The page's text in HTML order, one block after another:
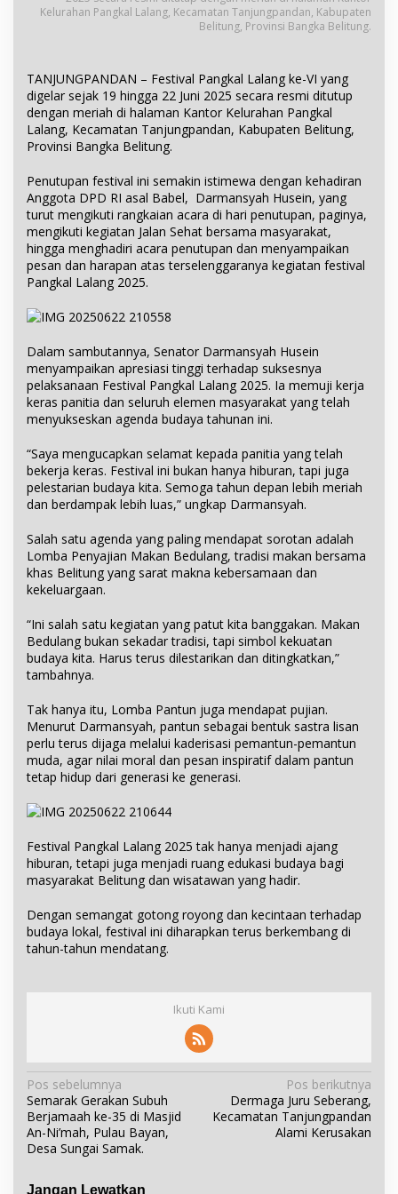
Kelurahan Pangkal Lalang, Kecamatan Tanjungpandan, Kabupaten
Belitung, Provinsi Bangka Belitung.
TANJUNGPANDAN – Festival Pangkal Lalang ke-VI yang
digelar sejak 19 hingga 22 Juni 2025 secara resmi ditutup
dengan meriah di halaman Kantor Kelurahan Pangkal
Lalang, Kecamatan Tanjungpandan, Kabupaten Belitung,
Provinsi Bangka Belitung.
Penutupan festival ini semakin istimewa dengan kehadiran
Anggota DPD RI asal Babel, Darmansyah Husein, yang
turut mengikuti rangkaian acara di hari penutupan, paginya,
mengikuti kegiatan Jalan Sehat bersama masyarakat,
hingga menghadiri acara penutupan dan menyampaikan
pesan dan harapan atas terselenggaranya kegiatan festival
Pangkal Lalang 2025.
Dalam sambutannya, Senator Darmansyah Husein
menyampaikan apresiasi tinggi terhadap suksesnya
pelaksanaan Festival Pangkal Lalang 2025. Ia memuji kerja
keras panitia dan seluruh elemen masyarakat yang telah
menyukseskan agenda budaya tahunan ini.
“Saya mengucapkan selamat kepada panitia yang telah
bekerja keras. Festival ini bukan hanya hiburan, tapi juga
pelestarian budaya kita. Semoga tahun depan lebih meriah
dan berdampak lebih luas,” ungkap Darmansyah.
Salah satu agenda yang paling mendapat sorotan adalah
Lomba Penyajian Makan Bedulang, tradisi makan bersama
khas Belitung yang sarat makna kebersamaan dan
kekeluargaan.
“Ini salah satu kegiatan yang patut kita banggakan. Makan
Bedulang bukan sekadar tradisi, tapi simbol kekuatan
budaya kita. Harus terus dilestarikan dan ditingkatkan,”
tambahnya.
Tak hanya itu, Lomba Pantun juga mendapat pujian.
Menurut Darmansyah, pantun sebagai bentuk sastra lisan
perlu terus dijaga melalui kaderisasi pemantun-pemantun
muda, agar nilai moral dan pesan inspiratif dalam pantun
tetap hidup dari generasi ke generasi.
Festival Pangkal Lalang 2025 tak hanya menjadi ajang
hiburan, tetapi juga menjadi ruang edukasi budaya bagi
masyarakat Belitung dan wisatawan yang hadir.
Dengan semangat gotong royong dan kecintaan terhadap
budaya lokal, festival ini diharapkan terus berkembang di
tahun-tahun mendatang.
Ikuti Kami
N
a
v
i
Pos sebelumnya
Semarak Gerakan Subuh
Berjamaah ke-35 di Masjid
An-Ni’mah, Pulau Bayan,
Desa Sungai Samak.
Pos berikutnya
Dermaga Juru Seberang,
Kecamatan Tanjungpandan
Alami Kerusakan
Jangan Lewatkan